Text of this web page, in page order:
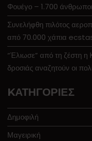
Φουέγο – 1.700
Συνελήφθη πιλότος
από 70.000 χάπια
“Έλιωσε” από τη ζέστη
δροσιάς αναζητούν οι
KΑΤΗΓΟΡΊΕΣ
Δημοφιλή
Μαγειρική